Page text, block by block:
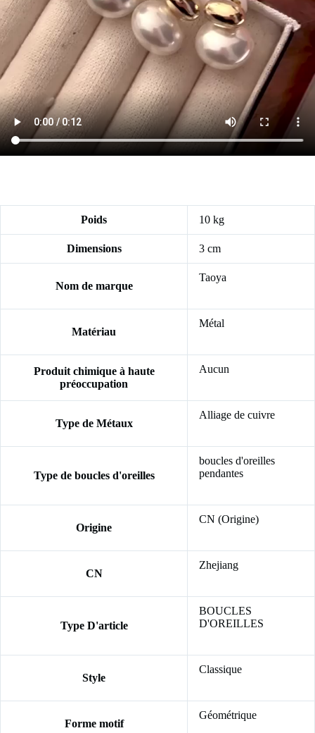
Poids 10 kg
Dimensions 3 cm
Nom de marque
Taoya
Matériau
Métal
Produit chimique à haute
préoccupation
Aucun
Type de Métaux
Alliage de cuivre
Type de boucles d'oreilles
boucles d'oreilles
pendantes
Origine
CN (Origine)
CN
Zhejiang
Type D'article
BOUCLES
D'OREILLES
Style
Classique
Forme motif
Géométrique